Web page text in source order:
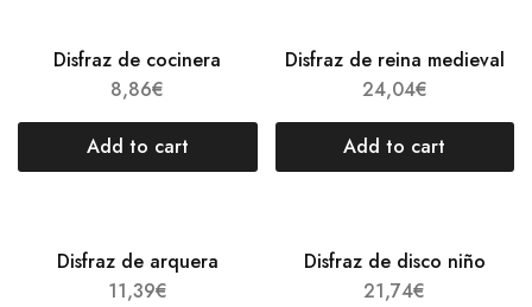
Disfraz de cocinera
8,86€
Add to cart
Disfraz de reina medieval
24,04€
Add to cart
Disfraz de arquera
11,39€
Disfraz de disco niño
21,74€